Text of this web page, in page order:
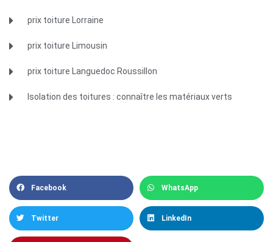
prix toiture Lorraine
prix toiture Limousin
prix toiture Languedoc Roussillon
Isolation des toitures : connaître les matériaux verts
Facebook WhatsApp
Twitter LinkedIn